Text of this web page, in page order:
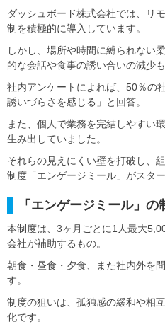
ダッシュボード株式会社では、リ
制を積極的に導入しています。
しかし、場所や時間に縛られない
的な会話や食事の誘い合いの減少も
社内アンケートによれば、50％の
誘いづらさを感じる」と回答。
また、個人で業務を完結しやすい
生み出していました。
それらの見えにくい壁を打破し、
制度「エンゲージミール」がスター
「エンゲージミール」
本制度は、3ヶ月ごとに1人最大
会社が補助するもの。
朝食・昼食・夕食、また社内外を
す。
制度の狙いは、孤独感の緩和や相
化です。